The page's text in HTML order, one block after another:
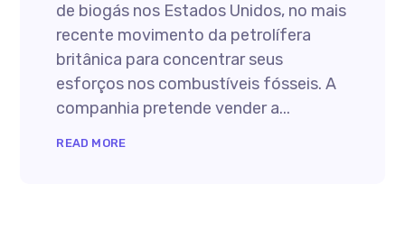
de biogás nos Estados Unidos, no mais
recente movimento da petrolífera
britânica para concentrar seus
esforços nos combustíveis fósseis. A
companhia pretende vender a...
READ MORE